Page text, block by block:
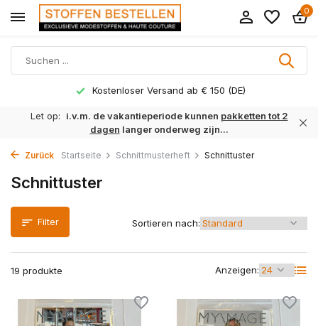
0
Kostenloser Versand ab € 150 (DE)
Let op: i.v.m. de vakantieperiode kunnen pakketten tot 2
dagen langer onderweg zijn...
Zurück Startseite Schnittmusterheft Schnittuster
Schnittuster
Filter
19 produkte Anzeigen:
Sortieren nach: